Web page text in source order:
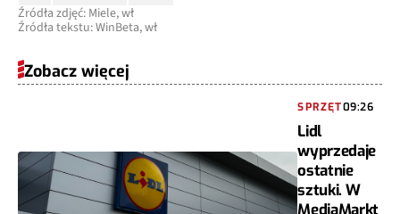
Źródła zdjęć: Miele, wł
Źródła tekstu: WinBeta, wł
Zobacz więcej
SPRZĘT09:26
Lidl
wyprzedaje
ostatnie
sztuki. W